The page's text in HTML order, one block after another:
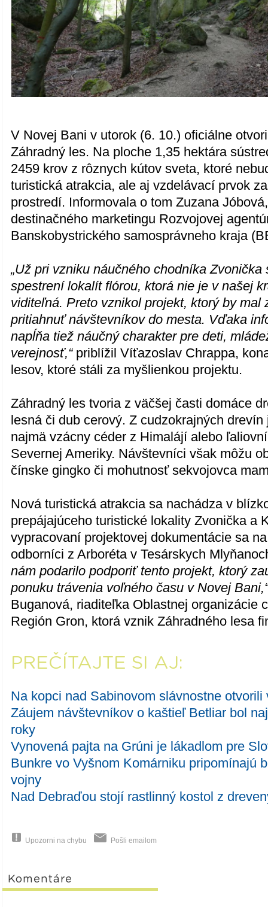
V Novej Bani v utorok (6. 10.) oficiálne
Záhradný les. Na ploche 1,35 hektára
2459 krov z rôznych kútov sveta, ktoré
turistická atrakcia, ale aj vzdelávací prvok
prostredí. Informovala o tom Zuzana
destinačného marketingu Rozvojovej
Banskobystrického samosprávneho kraja
„Už pri vzniku náučného chodníka Zvonička
spestrení lokalít flórou, ktorá nie je v našej
viditeľná. Preto vznikol projekt, ktorý by mal
pritiahnuť návštevníkov do mesta. Vďaka
napĺňa tiež náučný charakter pre deti,
verejnosť,“priblížil Víťazoslav Chrappa,
lesov, ktoré stáli za myšlienkou projektu.
Záhradný les tvoria z väčšej časti domáce
lesná či dub cerový. Z cudzokrajných
najmä vzácny céder z Himalájí alebo
Severnej Ameriky. Návštevníci však môžu
čínske gingko či mohutnosť sekvojovca
Nová turistická atrakcia sa nachádza v
prepájajúceho turistické lokality Zvonička a
vypracovaní projektovej dokumentácie sa
odborníci z Arboréta v Tesárskych
nám podarilo podporiť tento projekt, ktorý
ponuku trávenia voľného času v Novej
Buganová, riaditeľka Oblastnej organizácie
Región Gron, ktorá vznik Záhradného lesa
PREČÍTAJTE SI AJ:
Na kopci nad Sabinovom slávnostne
Záujem návštevníkov o kaštieľ Betliar bol
roky
Vynovená pajta na Grúni je lákadlom pre
Bunkre vo Vyšnom Komárniku pripomínajú
vojny
Nad Debraďou stojí rastlinný kostol z
Upozorni na chybu Pošli emailom
Komentáre